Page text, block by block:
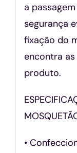
a
segurança
fixação do
encontra
produto.
•